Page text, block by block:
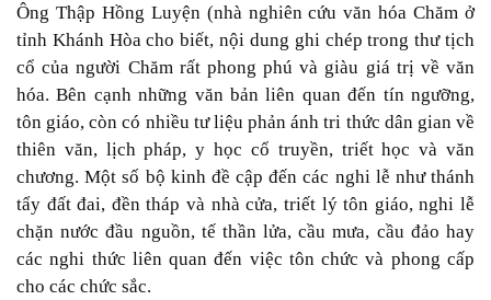
Ông Thập Hồng Luyện (nhà nghiên cứu văn hóa Chăm ở
tỉnh Khánh Hòa cho biết, nội dung ghi chép trong thư tịch
cổ của người Chăm rất phong phú và giàu giá trị về văn
hóa. Bên cạnh những văn bản liên quan đến tín ngưỡng,
tôn giáo, còn có nhiều tư liệu phản ánh tri thức dân gian về
thiên văn, lịch pháp, y học cổ truyền, triết học và văn
chương. Một số bộ kinh đề cập đến các nghi lễ như thánh
tẩy đất đai, đền tháp và nhà cửa, triết lý tôn giáo, nghi lễ
chặn nước đầu nguồn, tế thần lửa, cầu mưa, cầu đảo hay
các nghi thức liên quan đến việc tôn chức và phong cấp
cho các chức sắc.